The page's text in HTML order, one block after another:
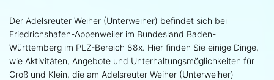
Der Adelsreuter Weiher (Unterweiher) befindet sich bei
Friedrichshafen-Appenweiler im Bundesland Baden-
Württemberg im PLZ-Bereich 88x. Hier finden Sie einige Dinge,
wie Aktivitäten, Angebote und Unterhaltungsmöglichkeiten für
Groß und Klein, die am Adelsreuter Weiher (Unterweiher)